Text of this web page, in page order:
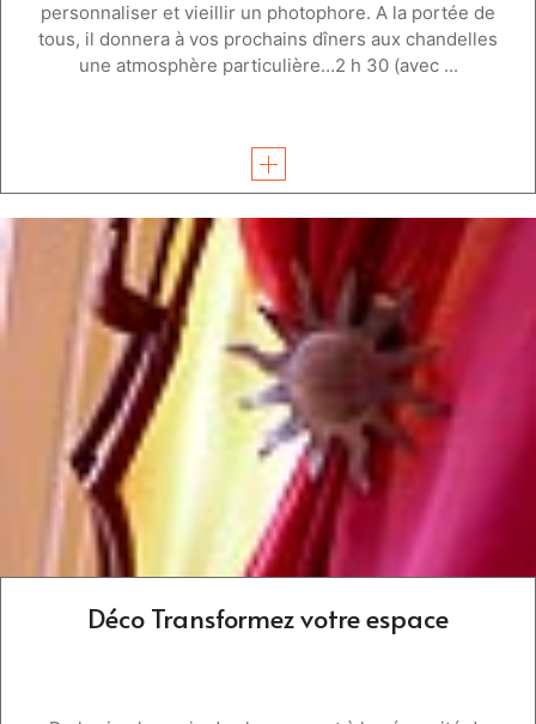
personnaliser et vieillir un photophore. A la portée de
tous, il donnera à vos prochains dîners aux chandelles
une atmosphère particulière…2 h 30 (avec ...
Déco Transformez votre espace